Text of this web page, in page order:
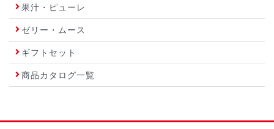
果汁・ピューレ
ゼリー・ムース
ギフトセット
商品カタログ一覧